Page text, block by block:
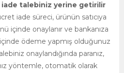
iade talebiniz yerine getirilir
iade süreci, ürünün satıcıya
içinde onaylanır ve bankanıza
ödeme yapmış olduğunuz
onaylandığında paranız,
yöntemle, otomatik olarak